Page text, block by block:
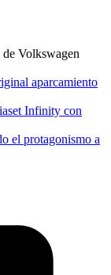
Volkswagen
aparcamiento
Infinity con
el protagonismo a